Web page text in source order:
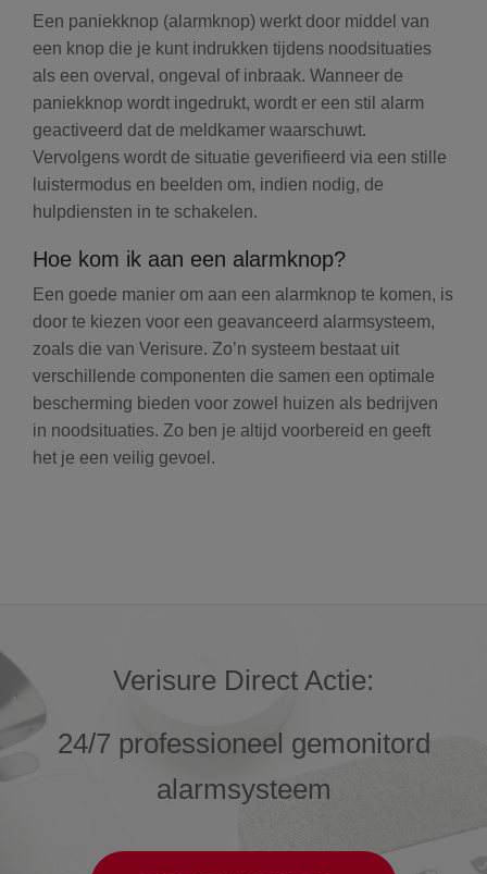
Een paniekknop (alarmknop) werkt door middel van
een knop die je kunt indrukken tijdens noodsituaties
als een overval, ongeval of inbraak. Wanneer de
paniekknop wordt ingedrukt, wordt er een stil alarm
geactiveerd dat de meldkamer waarschuwt.
Vervolgens wordt de situatie geverifieerd via een stille
luistermodus en beelden om, indien nodig, de
hulpdiensten in te schakelen.
Hoe kom ik aan een alarmknop?
Een goede manier om aan een alarmknop te komen, is
door te kiezen voor een geavanceerd alarmsysteem,
zoals die van Verisure. Zo’n systeem bestaat uit
verschillende componenten die samen een optimale
bescherming bieden voor zowel huizen als bedrijven
in noodsituaties. Zo ben je altijd voorbereid en geeft
het je een veilig gevoel.
Verisure Direct Actie:
24/7 professioneel gemonitord
alarmsysteem